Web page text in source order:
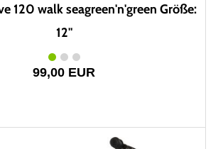
120 walk seagreen'n'green Größe:
12"
99,00 EUR